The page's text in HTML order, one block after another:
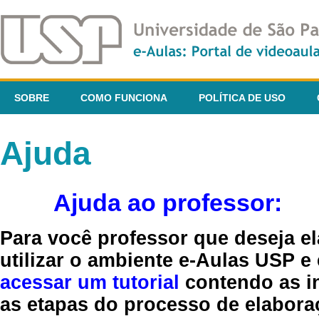
SOBRE COMO FUNCIONA POLÍTICA DE USO
Ajuda
Ajuda ao professor:
Para você professor que deseja
utilizar o ambiente e-Aulas USP
acessar um tutorial contendo as
as etapas do processo de